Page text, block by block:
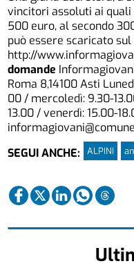
vincitori assoluti ai
500 euro, al secondo
può essere scaricato
http://
domande
Roma 8,14100 Asti
00 / mercoledì: 9.30-
13.00 / venerdì: 15.00-
SEGUI ANCHE:
ALPINI